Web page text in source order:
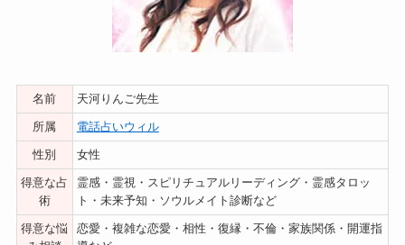
名前 天河りんご先生
所属 電話占いウィル
性別 女性
得意な占
術
霊感・霊視・スピリチュアルリーディング・霊感タロッ
ト・未来予知・ソウルメイト診断など
得意な悩
恋愛・複雑な恋愛・相性・復縁・不倫・家族関係・開運指